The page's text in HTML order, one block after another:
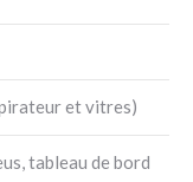
et vitres)
tableau de bord